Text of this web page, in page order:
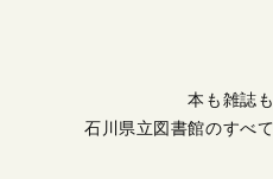
本も雑誌
石川県立図書館のすべ